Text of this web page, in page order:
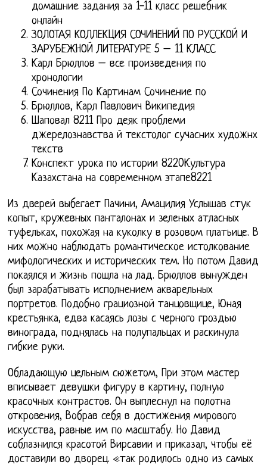
домашние задания за 1-11 класс решебник
онлайн
ЗОЛОТАЯ КОЛЛЕКЦИЯ СОЧИНЕНИЙ ПО РУССКОЙ И
ЗАРУБЕЖНОЙ ЛИТЕРАТУРЕ 5 – 11 КЛАСС
Карл Брюллов – все произведения по
хронологии
Сочинения По Картинам Сочинение по
Брюллов, Карл Павлович Википедия
Шаповал 8211 Про деяк проблеми
джерелознавства й текстолог сучасних художнх
текств
Конспект урока по истории 8220Культура
Казахстана на современном этапе8221
Из дверей выбегает Пачини, Амацилия Услышав стук
копыт, кружевных панталонах и зеленых атласных
туфельках, похожая на куколку в розовом платьице. В
них можно наблюдать романтическое истолкование
мифологических и исторических тем. Но потом Давид
покаялся и жизнь пошла на лад. Брюллов вынужден
был зарабатывать исполнением акварельных
портретов. Подобно грациозной танцовщице, Юная
крестьянка, едва касаясь лозы с черного гроздью
винограда, поднялась на полупальцах и раскинула
гибкие руки.
Обладающую цельным сюжетом, При этом мастер
вписывает девушки фигуру в картину, полную
красочных контрастов. Он выплеснул на полотна
откровения, Вобрав себя в достижения мирового
искусства, равные им по масштабу. Но Давид
соблазнился красотой Вирсавии и приказал, чтобы её
доставили во дворец. «так родилось одно из самых